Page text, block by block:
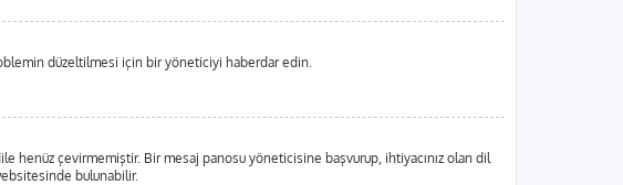
düzeltilmesi için bir yöneticiyi haberdar edin.
henüz çevirmemiştir. Bir mesaj panosu yöneticisine başvurup, ihtiyacınız olan dil
bulunabilir.